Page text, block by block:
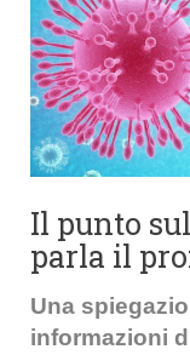
Il punto
parla il
Una
informazioni